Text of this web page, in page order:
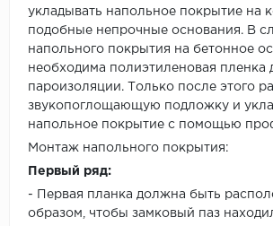
укладывать напольное покрытие на
подобные непрочные основания. В
напольного покрытия на бетонное
необходима полиэтиленовая пленка
пароизоляции. Только после этого
звукопоглощающую подложку и
напольное покрытие с помощью
Монтаж напольного покрытия:
Первый ряд:
- Первая планка должна быть
образом, чтобы замковый паз